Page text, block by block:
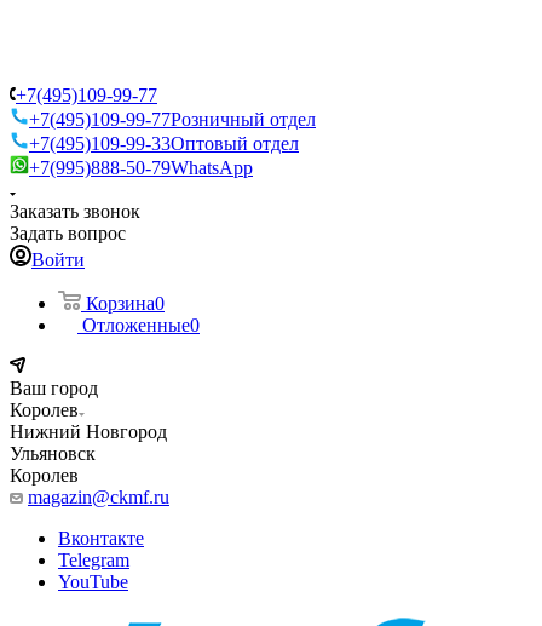
+7(495)109-99-77
+7(495)109-99-77Розничный отдел
+7(495)109-99-33Оптовый отдел
+7(995)888-50-79WhatsApp
Заказать звонок
Задать вопрос
Войти
Корзина0
Отложенные0
Ваш город
Королев
Нижний Новгород
Ульяновск
Королев
magazin@ckmf.ru
Вконтакте
Telegram
YouTube